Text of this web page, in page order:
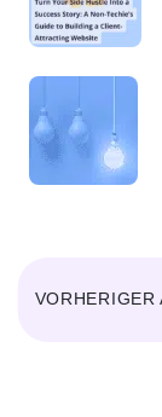
VORHERIGER